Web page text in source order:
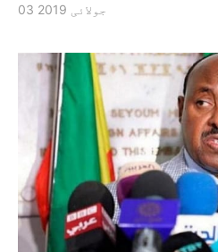
03 جولائی 2019